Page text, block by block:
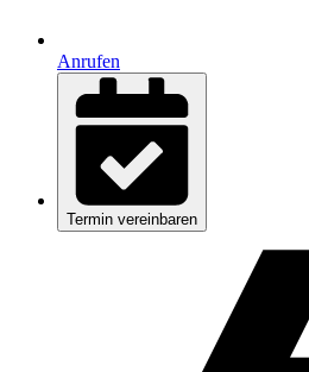
Anrufen
Termin vereinbaren